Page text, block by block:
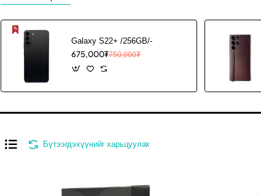
Galaxy S22+ /256GB/-
675,000₮750,000₮
Бүтээгдэхүүнийг харьцуулах